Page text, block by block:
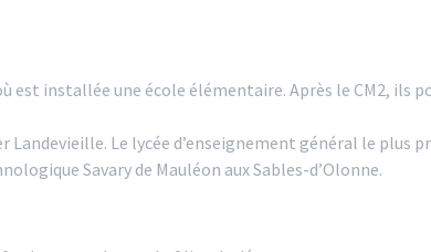
est installée une école élémentaire. Après le CM2, ils
Le lycée d’enseignement général le plus
Savary de Mauléon aux Sables-d’Olonne.